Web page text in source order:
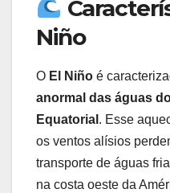
Niño
O El Niño é
anormal das águas
Equatorial . Esse
os ventos alísios
transporte de águas
na costa oeste da